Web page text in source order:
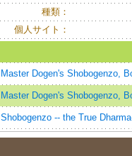
種類：
個人サイト：
Master Dogen's Shobogenzo,
Master Dogen's Shobogenzo,
Shobogenzo -- the True